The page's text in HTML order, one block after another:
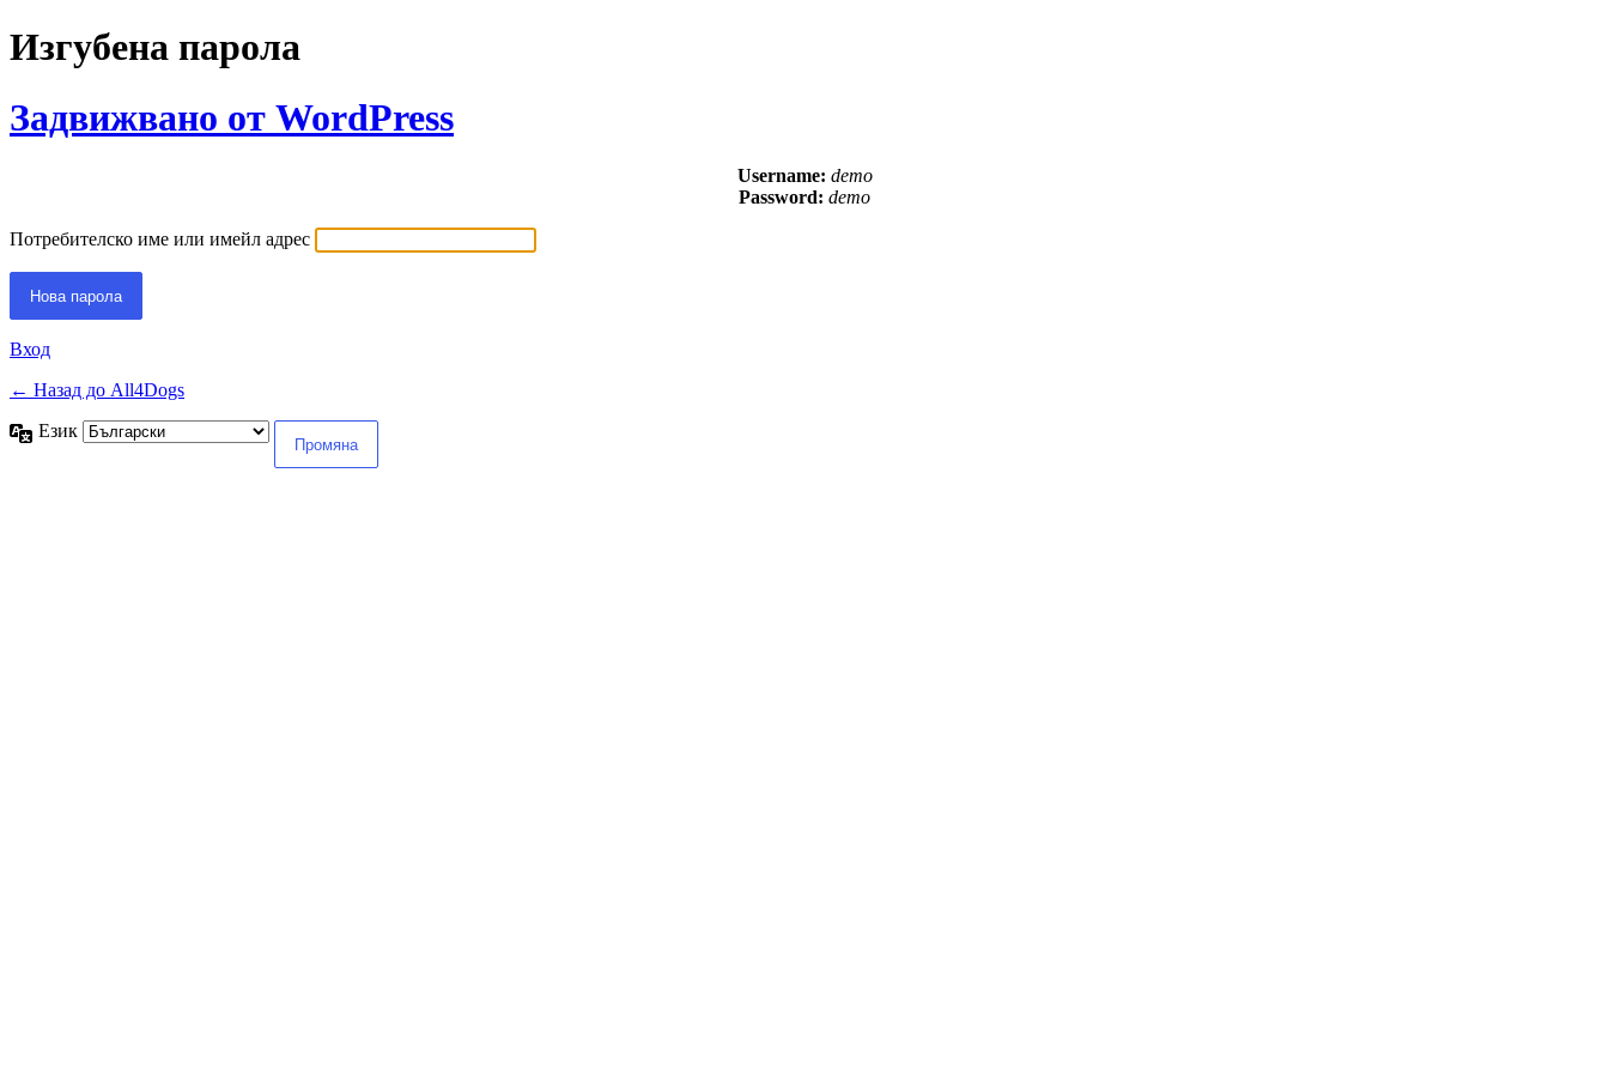
Изгубена парола
Задвижвано от WordPress
Username: demo
Password: demo
Потребителско име или имейл адрес
Вход
← Назад до All4Dogs
Език